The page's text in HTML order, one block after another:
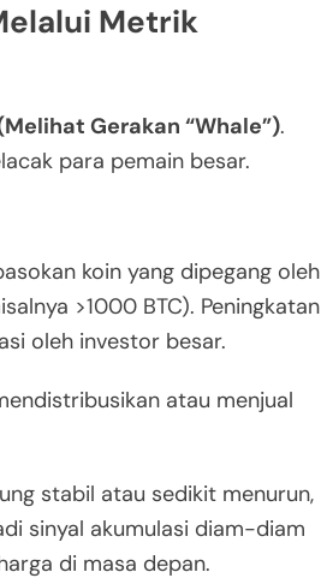
Metrik
Gerakan “Whale”).
para pemain besar.
koin yang dipegang oleh
>1000 BTC). Peningkatan
oleh investor besar.
atau menjual
stabil atau sedikit menurun,
sinyal akumulasi diam-diam
di masa depan.